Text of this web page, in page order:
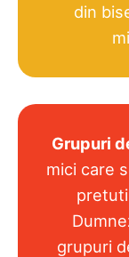
din
Grupuri
mici care
grupuri